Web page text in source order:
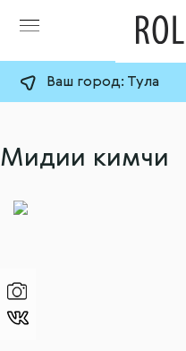
Ваш город: Тула
Мидии кимчи